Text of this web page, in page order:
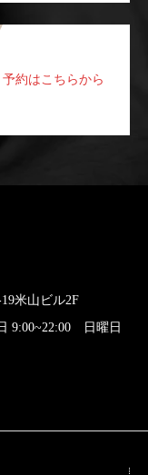
予約はこちらから
米山ビル2F
9:00~22:00 日曜日